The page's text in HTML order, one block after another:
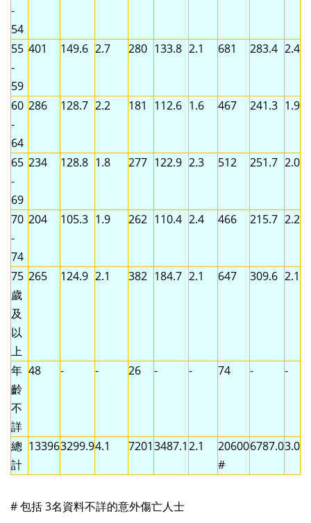
-
54
55
-
59
401 149.6 2.7 280 133.8 2.1 681 283.4 2.4
60
-
64
286 128.7 2.2 181 112.6 1.6 467 241.3 1.9
65
-
69
234 128.8 1.8 277 122.9 2.3 512 251.7 2.0
70
-
74
204 105.3 1.9 262 110.4 2.4 466 215.7 2.2
75
歲
及
以
上
265 124.9 2.1 382 184.7 2.1 647 309.6 2.1
年
齡
不
詳
48 - - 26 - - 74 - -
總
計
133963299.94.1 72013487.12.1
20600
#
6787.03.0
# 包括 3名資料不詳的意外傷亡人士